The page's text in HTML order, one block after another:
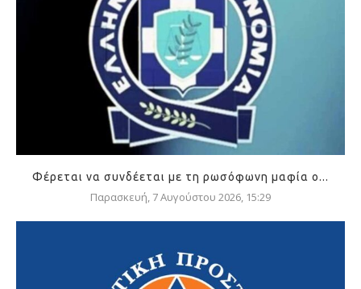
Φέρεται να συνδέεται με τη ρωσόφωνη μαφία ο...
Παρασκευή, 7 Αυγούστου 2026, 15:29